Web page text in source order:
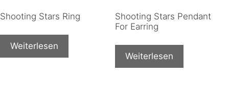
Shooting Stars Ring
Weiterlesen
Shooting Stars Pendant
For Earring
Weiterlesen